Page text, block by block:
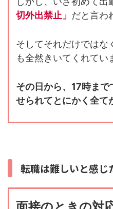
切外出禁止」 だと言わ
そしてそれだけではな
も全然きいてくれてい
その日から、17時ま
せられてとにかく全て
転職は難しいと感じ